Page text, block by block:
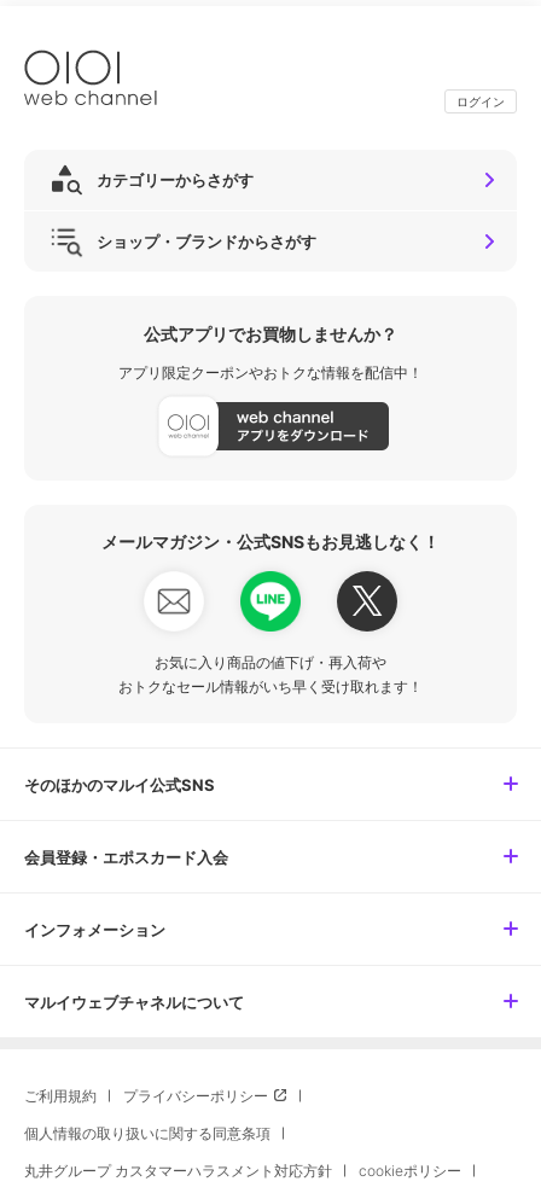
ログイン
カテゴリーからさがす
ショップ・ブランドからさがす
公式アプリでお買物しませんか？
アプリ限定クーポンやおトクな情報を配信中！
メールマガジン・公式SNSもお見逃しなく！
お気に入り商品の値下げ・再入荷や
おトクなセール情報がいち早く受け取れます！
そのほかのマルイ公式SNS
会員登録・エポスカード入会
インフォメーション
マルイウェブチャネルについて
ご利用規約 プライバシーポリシー
個人情報の取り扱いに関する同意条項
丸井グループ カスタマーハラスメント対応方針 cookieポリシー